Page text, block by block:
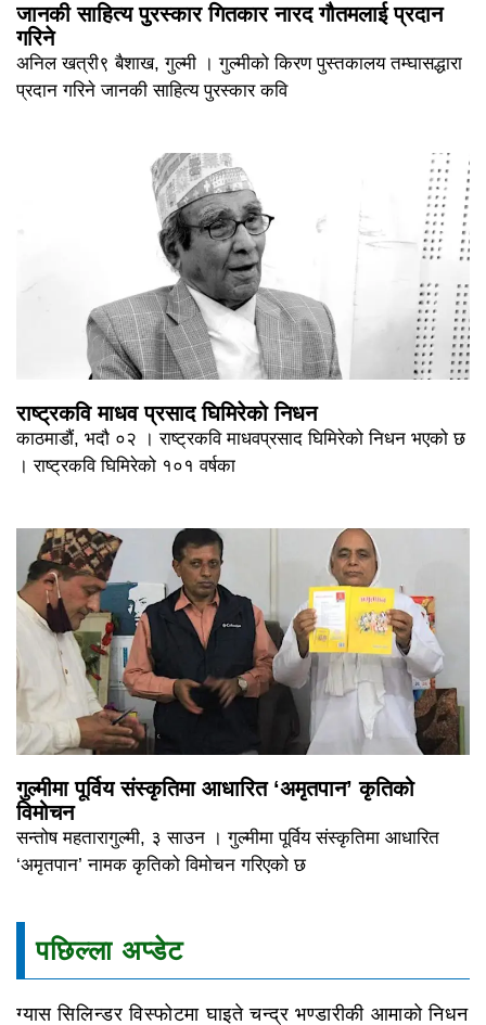
जानकी साहित्य पुरस्कार गितकार नारद गौतमलाई प्रदान
गरिने
अनिल खत्री९ बैशाख, गुल्मी । गुल्मीको किरण पुस्तकालय तम्घासद्धारा
प्रदान गरिने जानकी साहित्य पुरस्कार कवि
राष्ट्रकवि माधव प्रसाद घिमिरेको निधन
काठमाडौं, भदौ ०२ । राष्ट्रकवि माधवप्रसाद घिमिरेको निधन भएको छ
। राष्ट्रकवि घिमिरेको १०१ वर्षका
गुल्मीमा पूर्विय संस्कृतिमा आधारित ‘अमृतपान’ कृतिको
विमोचन
सन्तोष महतारागुल्मी, ३ साउन । गुल्मीमा पूर्विय संस्कृतिमा आधारित
‘अमृतपान’ नामक कृतिको विमोचन गरिएको छ
पछिल्ला अप्डेट
ग्यास सिलिन्डर विस्फोटमा घाइते चन्द्र भण्डारीकी आमाको निधन